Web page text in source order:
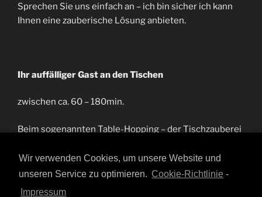
Wir verwenden Cookies, um unsere Website und
unseren Service zu optimieren. Cookie-Richtlinie -
Impressum
Sprechen Sie uns einfach an – ich bin sicher ich kann
Ihnen eine zauberische Lösung anbieten.
Ihr auffälliger Gast an den Tischen
zwischen ca. 60 – 180min.
Beim sogenannten Table-Hopping – der Tischzauberei
Gästen. Dies kann beim Empfang der Gäste passieren
oder auch als Unterhaltung zwischen Essengängen. Bei